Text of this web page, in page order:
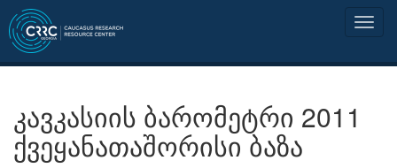
კავკასიის ბარომეტრი 2011
ქვეყანათაშორისი ბაზა